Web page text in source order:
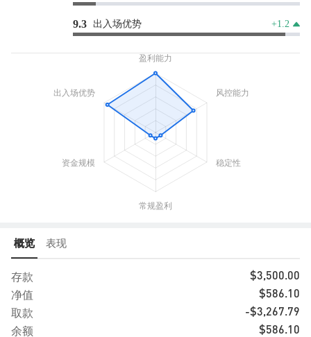
9.3 出入场优势 +1.2
概览 表现
存款 $3,500.00
净值 $586.10
取款 -$3,267.79
余额 $586.10